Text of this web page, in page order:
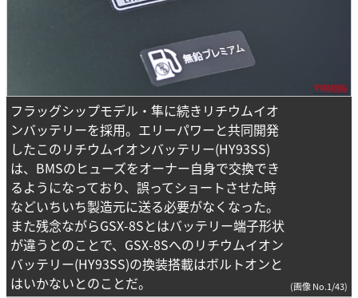
フラッグシップモデル・隼に続きリチウムイオ
ンバッテリーを採用。エリーパワーと共同開発
したこのリチウムイオンバッテリー(HY93SS)
は、BMSのヒューズをオーナー自身で交換でき
るようになっており、誤ってショートさせた時
などいちいち製造元に送る必要がなくなった。
また残念ながらGSX-8Sとはバッテリー端子形状
が違うとのことで、GSX-8Sへのリチウムイオン
バッテリー(HY93SS)の換装搭載はボルトオンと
はいかないとのことだ。
(画像 No.1/43)